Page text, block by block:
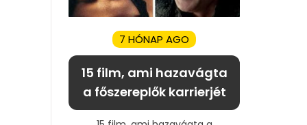
7 HÓNAP AGO
15 film, ami hazavágta
a főszereplők karrierjét